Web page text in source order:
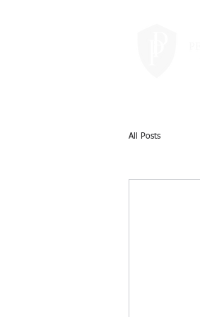
All Posts